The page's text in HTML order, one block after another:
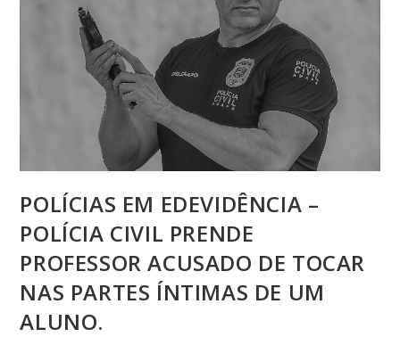
POLÍCIAS EM EDEVIDÊNCIA –
POLÍCIA CIVIL PRENDE
PROFESSOR ACUSADO DE TOCAR
NAS PARTES ÍNTIMAS DE UM
ALUNO.